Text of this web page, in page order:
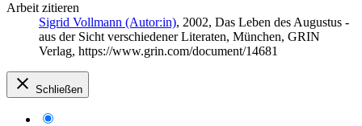
Arbeit zitieren
Sigrid Vollmann (Autor:in), 2002, Das Leben des Augustus -
aus der Sicht verschiedener Literaten, München, GRIN
Verlag, https://www.grin.com/document/14681
Schließen